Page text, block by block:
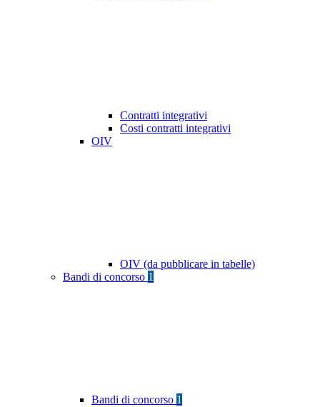
Contratti integrativi
Costi contratti integrativi
OIV
OIV (da pubblicare in tabelle)
Bandi di concorso 1
Bandi di concorso 1